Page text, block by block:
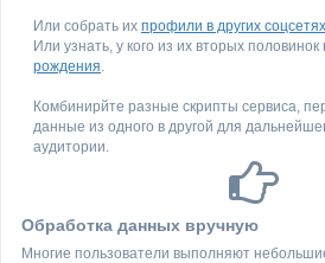
Или собрать их профили в других соцсетях
Или узнать, у кого из их вторых половинок
рождения.
Комбинирйте разные скрипты сервиса,
данные из одного в другой для
аудитории.
Обработка данных вручную
Многие пользователи выполняют